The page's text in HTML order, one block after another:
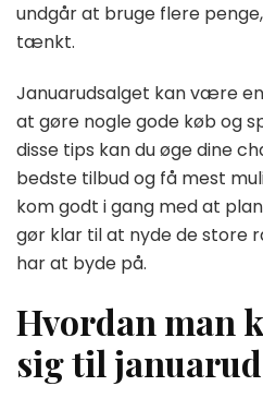
undgår at bruge flere
tænkt.
Januarudsalget kan være
at gøre nogle gode køb og
disse tips kan du øge dine
bedste tilbud og få mest
kom godt i gang med at
gør klar til at nyde de store
har at byde på.
Hvordan man
sig til